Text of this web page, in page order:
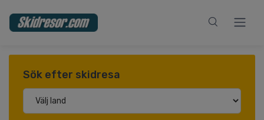
Sök efter skidresa